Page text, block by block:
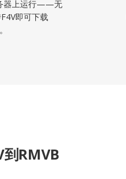
器上运行——无
即可下载
到RMVB